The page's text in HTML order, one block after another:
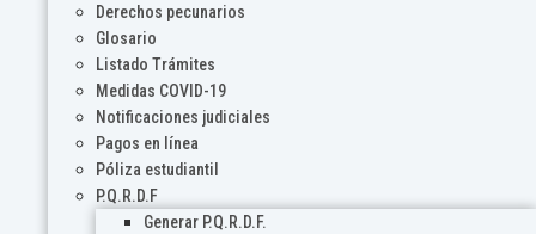
Derechos pecunarios
Glosario
Listado Trámites
Medidas COVID-19
Notificaciones judiciales
Pagos en línea
Póliza estudiantil
P.Q.R.D.F
Generar P.Q.R.D.F.